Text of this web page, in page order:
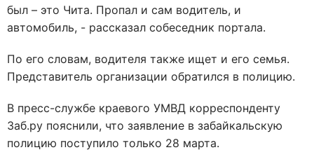
был – это Чита. Пропал и сам водитель, и
автомобиль, - рассказал собеседник портала.
По его словам, водителя также ищет и его семья.
Представитель организации обратился в полицию.
В пресс-службе краевого УМВД корреспонденту
Заб.ру пояснили, что заявление в забайкальскую
полицию поступило только 28 марта.